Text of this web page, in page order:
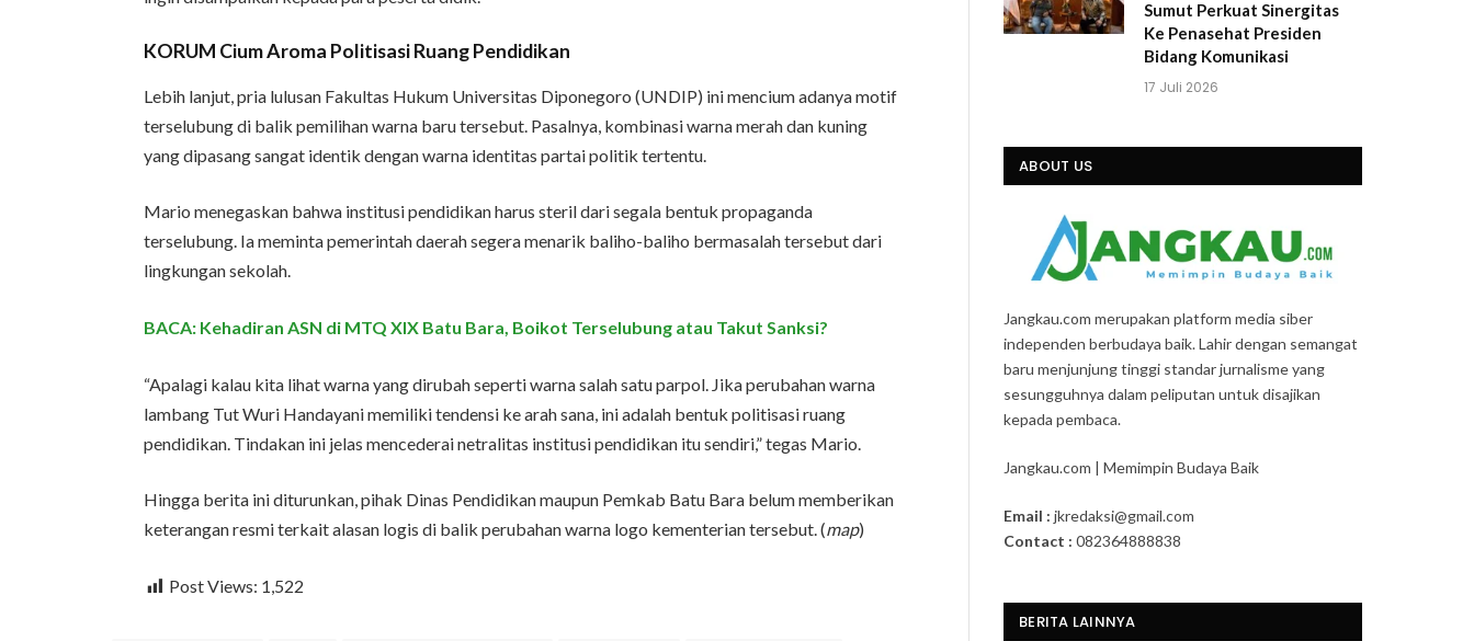
KORUM Cium Aroma Politisasi Ruang Pendidikan
Lebih lanjut, pria lulusan Fakultas Hukum Universitas Diponegoro (UNDIP) ini mencium adanya motif
terselubung di balik pemilihan warna baru tersebut. Pasalnya, kombinasi warna merah dan kuning
yang dipasang sangat identik dengan warna identitas partai politik tertentu.
Mario menegaskan bahwa institusi pendidikan harus steril dari segala bentuk propaganda
terselubung. Ia meminta pemerintah daerah segera menarik baliho-baliho bermasalah tersebut dari
lingkungan sekolah.
BACA: Kehadiran ASN di MTQ XIX Batu Bara, Boikot Terselubung atau Takut Sanksi?
“Apalagi kalau kita lihat warna yang dirubah seperti warna salah satu parpol. Jika perubahan warna
lambang Tut Wuri Handayani memiliki tendensi ke arah sana, ini adalah bentuk politisasi ruang
pendidikan. Tindakan ini jelas mencederai netralitas institusi pendidikan itu sendiri,” tegas Mario.
Hingga berita ini diturunkan, pihak Dinas Pendidikan maupun Pemkab Batu Bara belum memberikan
keterangan resmi terkait alasan logis di balik perubahan warna logo kementerian tersebut. (map)
Post Views: 1,522
Sumut Perkuat Sinergitas
Ke Penasehat Presiden
Bidang Komunikasi
17 Juli 2026
ABOUT US
Jangkau.com merupakan platform media siber
independen berbudaya baik. Lahir dengan semangat
baru menjunjung tinggi standar jurnalisme yang
sesungguhnya dalam peliputan untuk disajikan
kepada pembaca.
Jangkau.com | Memimpin Budaya Baik
Email : jkredaksi@gmail.com
Contact : 082364888838
BERITA LAINNYA